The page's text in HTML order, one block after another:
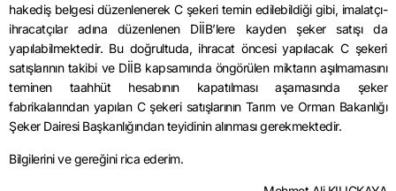
hakediş belgesi düzenlenerek C şekeri temin edilebildiği gibi, imalatçı-
ihracatçılar adına düzenlenen DİİB’lere kayden şeker satışı da
yapılabilmektedir. Bu doğrultuda, ihracat öncesi yapılacak C şekeri
satışlarının takibi ve DİİB kapsamında öngörülen miktarın aşılmamasını
teminen taahhüt hesabının kapatılması aşamasında şeker
fabrikalarından yapılan C şekeri satışlarının Tarım ve Orman Bakanlığı
Şeker Dairesi Başkanlığından teyidinin alınması gerekmektedir.
Bilgilerini ve gereğini rica ederim.